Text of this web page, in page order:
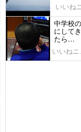
いいね
中学校
にして
たら…
いいね